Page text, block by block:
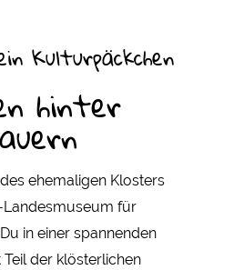
Kulturpäckchen
hinter
ehemaligen Klosters
Landesmuseum für
in einer spannenden
Teil der klösterlichen